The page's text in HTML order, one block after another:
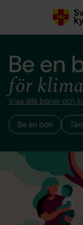
Be en
för
Visa alla böner och
Be en bön